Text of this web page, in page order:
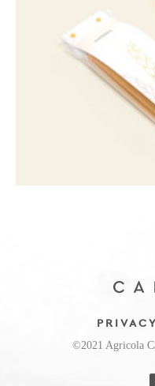
PRIVACY
©2021 Agricola